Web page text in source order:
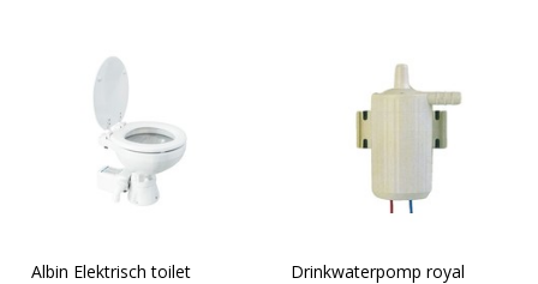
Albin Elektrisch toilet
Drinkwaterpomp royal